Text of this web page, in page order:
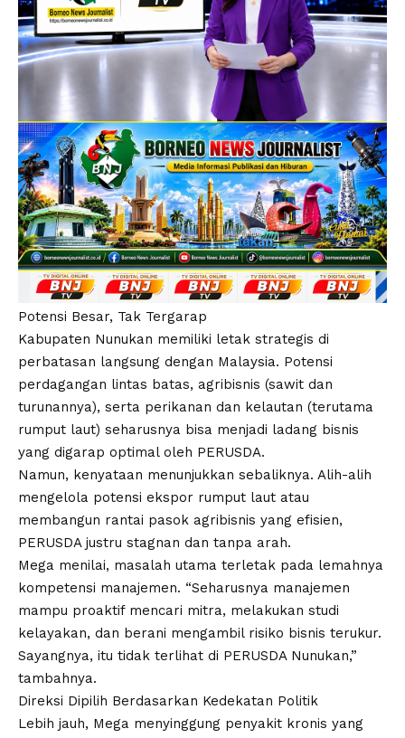
Potensi Besar, Tak Tergarap
Kabupaten Nunukan memiliki letak strategis di
perbatasan langsung dengan Malaysia. Potensi
perdagangan lintas batas, agribisnis (sawit dan
turunannya), serta perikanan dan kelautan (terutama
rumput laut) seharusnya bisa menjadi ladang bisnis
yang digarap optimal oleh PERUSDA.
Namun, kenyataan menunjukkan sebaliknya. Alih-alih
mengelola potensi ekspor rumput laut atau
membangun rantai pasok agribisnis yang efisien,
PERUSDA justru stagnan dan tanpa arah.
Mega menilai, masalah utama terletak pada lemahnya
kompetensi manajemen. “Seharusnya manajemen
mampu proaktif mencari mitra, melakukan studi
kelayakan, dan berani mengambil risiko bisnis terukur.
Sayangnya, itu tidak terlihat di PERUSDA Nunukan,”
tambahnya.
Direksi Dipilih Berdasarkan Kedekatan Politik
Lebih jauh, Mega menyinggung penyakit kronis yang